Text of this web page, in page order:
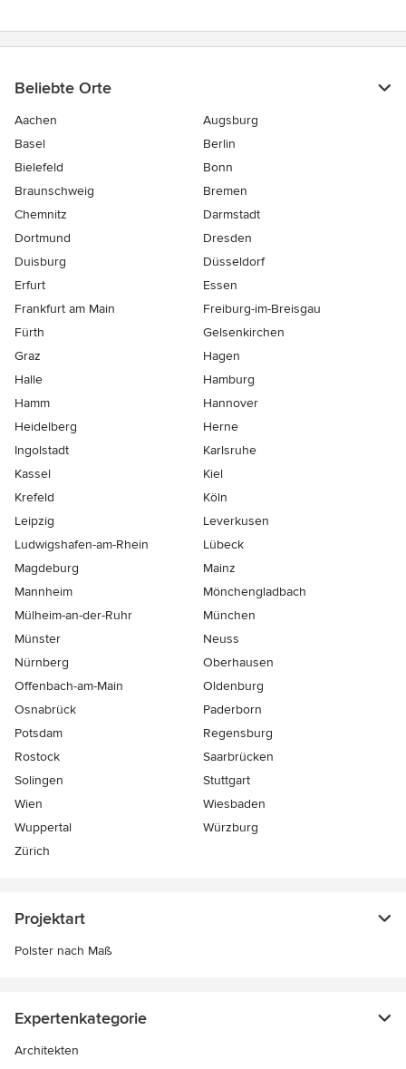
Beliebte Orte
Aachen
Augsburg
Basel
Berlin
Bielefeld
Bonn
Braunschweig
Bremen
Chemnitz
Darmstadt
Dortmund
Dresden
Duisburg
Düsseldorf
Erfurt
Essen
Frankfurt am Main
Freiburg-im-Breisgau
Fürth
Gelsenkirchen
Graz
Hagen
Halle
Hamburg
Hamm
Hannover
Heidelberg
Herne
Ingolstadt
Karlsruhe
Kassel
Kiel
Krefeld
Köln
Leipzig
Leverkusen
Ludwigshafen-am-Rhein
Lübeck
Magdeburg
Mainz
Mannheim
Mönchen­gladbach
Mülheim-an-der-Ruhr
München
Münster
Neuss
Nürnberg
Oberhausen
Offenbach-am-Main
Oldenburg
Osnabrück
Paderborn
Potsdam
Regensburg
Rostock
Saarbrücken
Solingen
Stuttgart
Wien
Wiesbaden
Wuppertal
Würzburg
Zürich
Projektart
Polster nach Maß
Expertenkategorie
Architekten